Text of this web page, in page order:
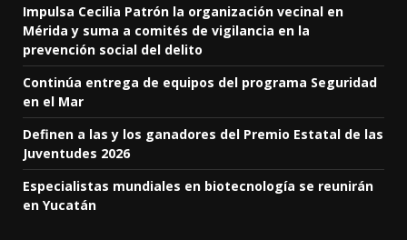
Impulsa Cecilia Patrón la organización vecinal en
Mérida y suma a comités de vigilancia en la
prevención social del delito
Continúa entrega de equipos del programa Seguridad
en el Mar
Definen a las y los ganadores del Premio Estatal de las
Juventudes 2026
Especialistas mundiales en biotecnología se reunirán
en Yucatán